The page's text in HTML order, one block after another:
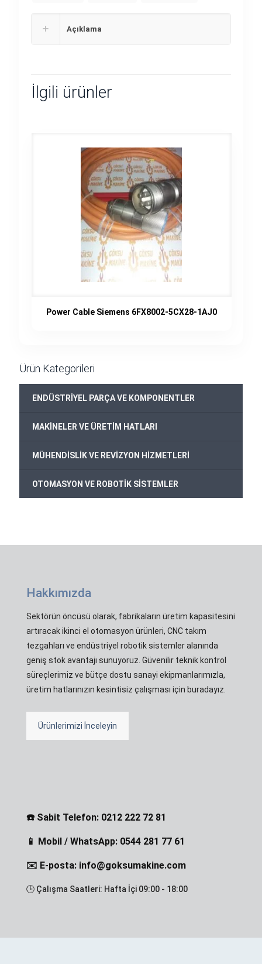
Açıklama
İlgili ürünler
Power Cable Siemens 6FX8002-5CX28-1AJ0
Ürün Kategorileri
ENDÜSTRİYEL PARÇA VE KOMPONENTLER
MAKİNELER VE ÜRETİM HATLARI
MÜHENDİSLİK VE REVİZYON HİZMETLERİ
OTOMASYON VE ROBOTİK SİSTEMLER
Hakkımızda
Sektörün öncüsü olarak, fabrikaların üretim kapasitesini
artıracak ikinci el otomasyon ürünleri, CNC takım
tezgahları ve endüstriyel robotik sistemler alanında
geniş stok avantajı sunuyoruz. Güvenilir teknik kontrol
süreçlerimiz ve bütçe dostu sanayi ekipmanlarımızla,
üretim hatlarınızın kesintisiz çalışması için buradayız.
Ürünlerimizi İnceleyin
☎️ Sabit Telefon: 0212 222 72 81
📱 Mobil / WhatsApp: 0544 281 77 61
✉️ E-posta: info@goksumakine.com
🕒 Çalışma Saatleri: Hafta İçi 09:00 - 18:00